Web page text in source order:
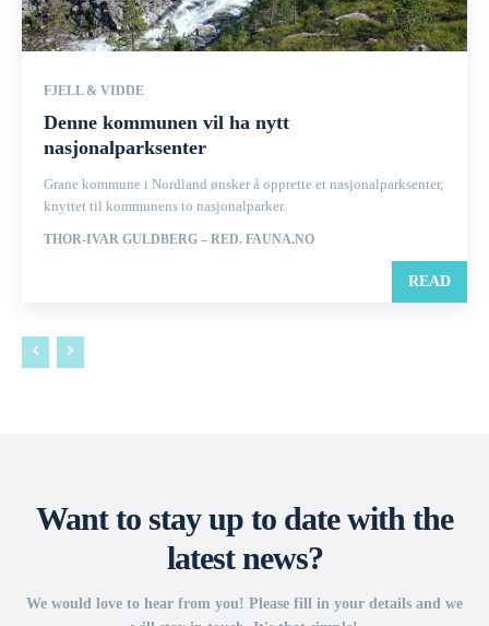
FJELL & VIDDE
Denne kommunen vil ha nytt
nasjonalparksenter
Grane kommune i Nordland ønsker å opprette et nasjonalparksenter,
knyttet til kommunens to nasjonalparker.
THOR-IVAR GULDBERG – RED. FAUNA.NO
READ
Want to stay up to date with the
latest news?
We would love to hear from you! Please fill in your details and we